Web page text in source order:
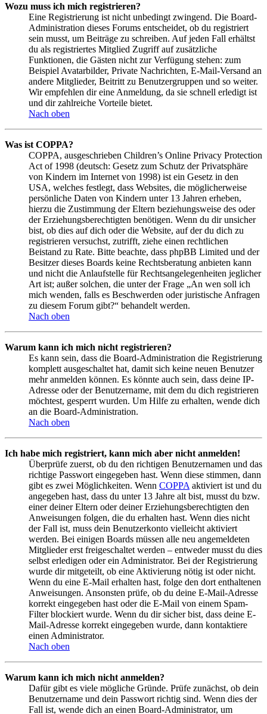
Wozu muss ich mich registrieren?
Eine Registrierung ist nicht unbedingt zwingend. Die Board-
Administration dieses Forums entscheidet, ob du registriert
sein musst, um Beiträge zu schreiben. Auf jeden Fall erhältst
du als registriertes Mitglied Zugriff auf zusätzliche
Funktionen, die Gästen nicht zur Verfügung stehen: zum
Beispiel Avatarbilder, Private Nachrichten, E-Mail-Versand an
andere Mitglieder, Beitritt zu Benutzergruppen und so weiter.
Wir empfehlen dir eine Anmeldung, da sie schnell erledigt ist
und dir zahlreiche Vorteile bietet.
Nach oben
Was ist COPPA?
COPPA, ausgeschrieben Children’s Online Privacy Protection
Act of 1998 (deutsch: Gesetz zum Schutz der Privatsphäre
von Kindern im Internet von 1998) ist ein Gesetz in den
USA, welches festlegt, dass Websites, die möglicherweise
persönliche Daten von Kindern unter 13 Jahren erheben,
hierzu die Zustimmung der Eltern beziehungsweise des oder
der Erziehungsberechtigten benötigen. Wenn du dir unsicher
bist, ob dies auf dich oder die Website, auf der du dich zu
registrieren versuchst, zutrifft, ziehe einen rechtlichen
Beistand zu Rate. Bitte beachte, dass phpBB Limited und der
Besitzer dieses Boards keine Rechtsberatung anbieten kann
und nicht die Anlaufstelle für Rechtsangelegenheiten jeglicher
Art ist; außer solchen, die unter der Frage „An wen soll ich
mich wenden, falls es Beschwerden oder juristische Anfragen
zu diesem Forum gibt?“ behandelt werden.
Nach oben
Warum kann ich mich nicht registrieren?
Es kann sein, dass die Board-Administration die Registrierung
komplett ausgeschaltet hat, damit sich keine neuen Benutzer
mehr anmelden können. Es könnte auch sein, dass deine IP-
Adresse oder der Benutzername, mit dem du dich registrieren
möchtest, gesperrt wurden. Um Hilfe zu erhalten, wende dich
an die Board-Administration.
Nach oben
Ich habe mich registriert, kann mich aber nicht anmelden!
Überprüfe zuerst, ob du den richtigen Benutzernamen und das
richtige Passwort eingegeben hast. Wenn diese stimmen, dann
gibt es zwei Möglichkeiten. Wenn COPPA aktiviert ist und du
angegeben hast, dass du unter 13 Jahre alt bist, musst du bzw.
einer deiner Eltern oder deiner Erziehungsberechtigten den
Anweisungen folgen, die du erhalten hast. Wenn dies nicht
der Fall ist, muss dein Benutzerkonto vielleicht aktiviert
werden. Bei einigen Boards müssen alle neu angemeldeten
Mitglieder erst freigeschaltet werden – entweder musst du dies
selbst erledigen oder ein Administrator. Bei der Registrierung
wurde dir mitgeteilt, ob eine Aktivierung nötig ist oder nicht.
Wenn du eine E-Mail erhalten hast, folge den dort enthaltenen
Anweisungen. Ansonsten prüfe, ob du deine E-Mail-Adresse
korrekt eingegeben hast oder die E-Mail von einem Spam-
Filter blockiert wurde. Wenn du dir sicher bist, dass deine E-
Mail-Adresse korrekt eingegeben wurde, dann kontaktiere
einen Administrator.
Nach oben
Warum kann ich mich nicht anmelden?
Dafür gibt es viele mögliche Gründe. Prüfe zunächst, ob dein
Benutzername und dein Passwort richtig sind. Wenn dies der
Fall ist, wende dich an einen Board-Administrator, um